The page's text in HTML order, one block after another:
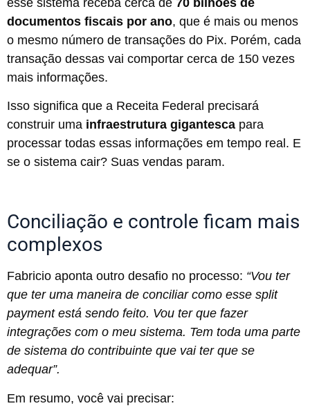
esse sistema receba cerca de 70 bilhões de
documentos fiscais por ano, que é mais ou menos
o mesmo número de transações do Pix. Porém, cada
transação dessas vai comportar cerca de 150 vezes
mais informações.
Isso significa que a Receita Federal precisará
construir uma infraestrutura gigantesca para
processar todas essas informações em tempo real. E
se o sistema cair? Suas vendas param.
Conciliação e controle ficam mais
complexos
Fabricio aponta outro desafio no processo: “Vou ter
que ter uma maneira de conciliar como esse split
payment está sendo feito. Vou ter que fazer
integrações com o meu sistema. Tem toda uma parte
de sistema do contribuinte que vai ter que se
adequar”.
Em resumo, você vai precisar: